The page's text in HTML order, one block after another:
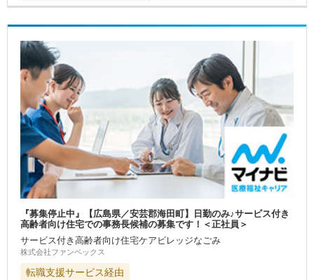
『募集停止中』【広島県／安芸郡海田町】日勤のみ♪サービス付き
高齢者向け住宅での事務長候補の募集です！＜正社員＞
サービス付き高齢者向け住宅ケアビレッジなごみ
株式会社ファンベックス
転職支援サービス経由